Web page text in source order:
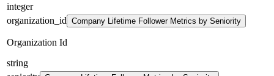
integer
organization_id Company Lifetime Follower Metrics by Seniority
Organization Id
string